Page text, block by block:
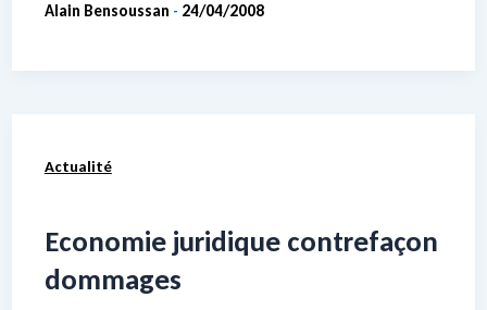
Alain Bensoussan - 24/04/2008
Actualité
Economie juridique contrefaçon
dommages